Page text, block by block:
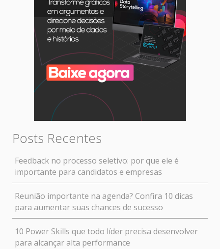
Posts Recentes
Feedback no processo seletivo: por que ele é
importante para candidatos e empresas
Reunião importante na agenda? Confira 10 dicas
para aumentar suas chances de sucesso
10 Power Skills que todo líder precisa desenvolver
para alcançar alta performance